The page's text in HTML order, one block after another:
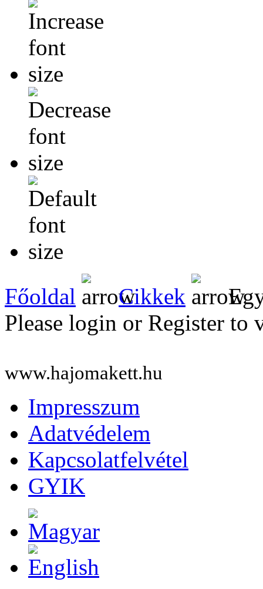
Főoldal Cikkek
Please login or Register to
www.hajomakett.hu
Impresszum
Adatvédelem
Kapcsolatfelvétel
GYIK